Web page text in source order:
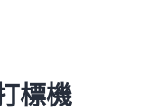
標機